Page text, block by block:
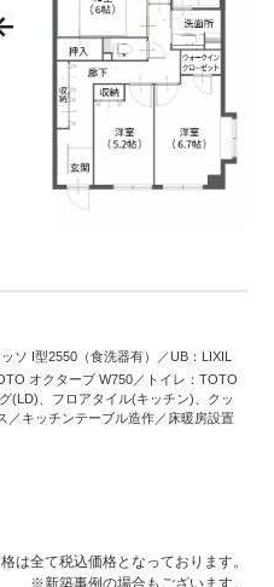
ソ I型2550（食洗器有）／UB：LIXIL
オクターブ W750／トイレ：TOTO
(LD)、フロアタイル(キッチン)、クッ
／キッチンテーブル造作／床暖房設置
は全て税込価格となっております。
※新築事例の場合もございます。